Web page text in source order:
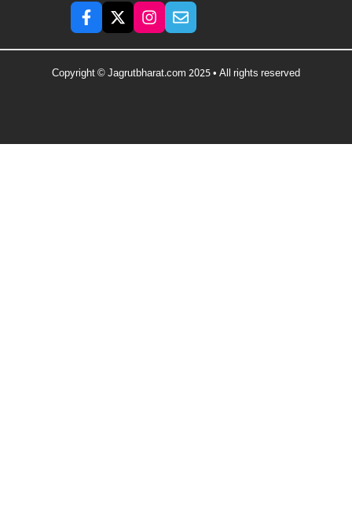
Copyright © Jagrutbharat.com 2025 • All rights reserved